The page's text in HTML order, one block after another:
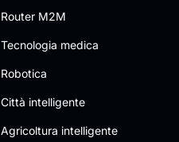
Router M2M
Tecnologia medica
Robotica
Città intelligente
Agricoltura intelligente